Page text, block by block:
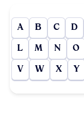
A B C D
L M N O
V W X Y